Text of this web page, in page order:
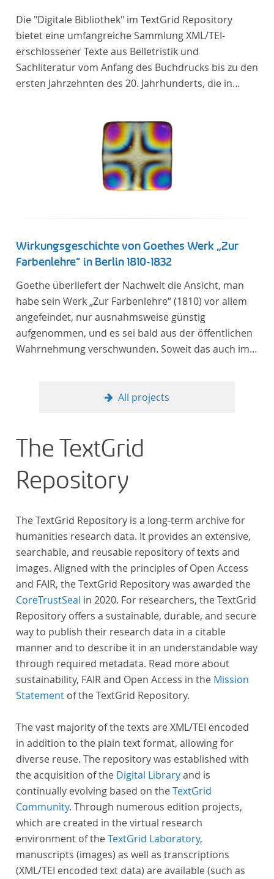
Die "Digitale Bibliothek" im TextGrid Repository
bietet eine umfangreiche Sammlung XML/TEI-
erschlossener Texte aus Belletristik und
Sachliteratur vom Anfang des Buchdrucks bis zu den
ersten Jahrzehnten des 20. Jahrhunderts, die in
Literaturwissenschaft ist die Sammlung von
besonderem Interesse, da sie nahezu alle wichtigen
kanonisierten Texte und zahlreiche weitere
literaturhistorisch relevante Texte enthält, deren
urheberrechtliche Schutzfrist abgelaufen ist.
stammen zum größten Teil aus Studienausgaben
und sind daher, ebenso wie die auf der
zitierfähig. Auf bekannte Errata, die aus der Vorlage
stammen, verweisen wir unter der Dokumentation
zum TextGrid Repository.
Wirkungsgeschichte von Goethes Werk „Zur
Farbenlehre“ in Berlin 1810-1832
Goethe überliefert der Nachwelt die Ansicht, man
habe sein Werk „Zur Farbenlehre“ (1810) vor allem
angefeindet, nur ausnahmsweise günstig
aufgenommen, und es sei bald aus der öffentlichen
Wahrnehmung verschwunden. Soweit das auch im
unterstellten Kultusministerium Maßnahmen zur
Künstler unterstützte, die sich bereits um die
„Farbenlehre“ verdient gemacht hatten oder Willens
waren, sich Themen aus dem Bereich der
„Farbenlehre“ zu widmen.
All projects
The TextGrid
Repository
The TextGrid Repository is a long-term archive for
humanities research data. It provides an extensive,
searchable, and reusable repository of texts and
images. Aligned with the principles of Open Access
and FAIR, the TextGrid Repository was awarded the
CoreTrustSeal in 2020. For researchers, the TextGrid
Repository offers a sustainable, durable, and secure
way to publish their research data in a citable
manner and to describe it in an understandable way
through required metadata. Read more about
sustainability, FAIR and Open Access in the Mission
Statement of the TextGrid Repository.
The vast majority of the texts are XML/TEI encoded
in addition to the plain text format, allowing for
diverse reuse. The repository was established with
the acquisition of the Digital Libraryand is
continually evolving based on theTextGrid
Community. Through numerous edition projects,
which are created in the virtual research
environment of theTextGrid Laboratory,
manuscripts (images) as well as transcriptions
(XML/TEI encoded text data) are available (such as